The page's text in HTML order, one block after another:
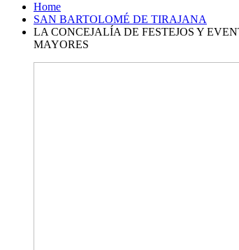
Home
SAN BARTOLOMÉ DE TIRAJANA
LA CONCEJALÍA DE FESTEJOS Y
MAYORES